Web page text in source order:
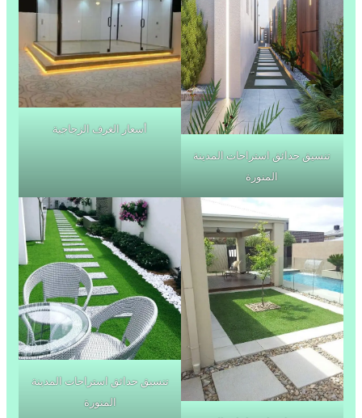
تنسيق حدائق استراحات المدينة
المنورة
أسعار الغرف الزجاجية
تنسيق حدائق استراحات المدينة
المنورة